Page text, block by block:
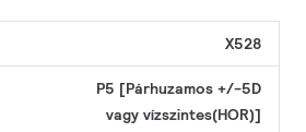
X528
P5 [Párhuzamos +/-5D
vagy vízszintes(HOR)]